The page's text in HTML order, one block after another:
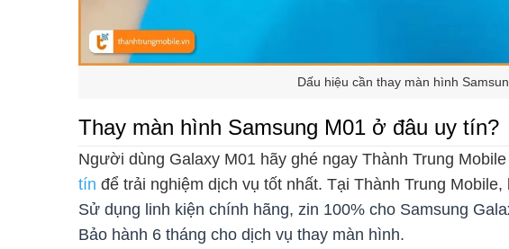
Dấu hiệu cần thay màn hình
Thay màn hình Samsung M01 ở đâu uy tín?
Người dùng Galaxy M01 hãy ghé ngay Thành Trung
tín để trải nghiệm dịch vụ tốt nhất. Tại Thành Trung
Sử dụng linh kiện chính hãng, zin 100% cho Samsung
Bảo hành 6 tháng cho dịch vụ thay màn hình.